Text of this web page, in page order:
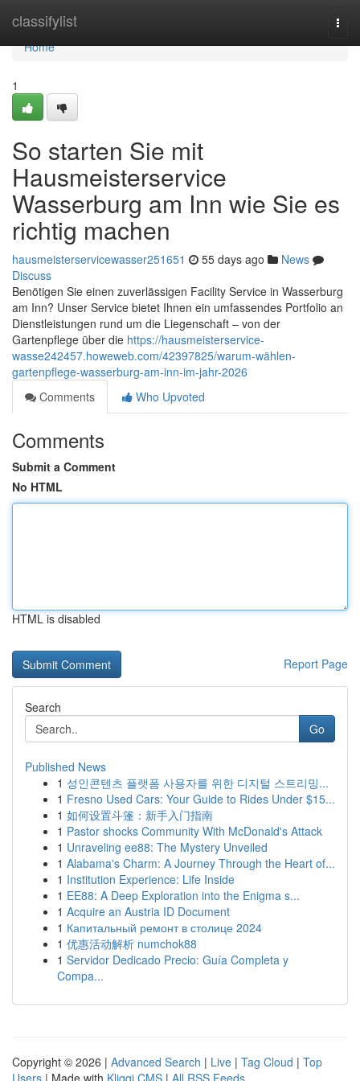
classifylist
Home
Home
1
So starten Sie mit
Hausmeisterservice
Wasserburg am Inn wie Sie es
richtig machen
hausmeisterservicewasser251651 55 days ago
News
Discuss
Benötigen Sie einen zuverlässigen Facility Service in Wasserburg
am Inn? Unser Service bietet Ihnen ein umfassendes Portfolio an
Dienstleistungen rund um die Liegenschaft – von der
Gartenpflege über die https://hausmeisterservice-
wasse242457.howeweb.com/42397825/warum-wählen-
gartenpflege-wasserburg-am-inn-im-jahr-2026
Comments
Who Upvoted
Comments
Submit a Comment
No HTML
HTML is disabled
Report Page
Search
Go
Published News
1 성인콘텐츠 플랫폼 사용자를 위한 디지털 스트리밍...
1 Fresno Used Cars: Your Guide to Rides Under $15...
1 如何设置斗篷：新手入门指南
1 Pastor shocks Community With McDonald's Attack
1 Unraveling ee88: The Mystery Unveiled
1 Alabama's Charm: A Journey Through the Heart of...
1 Institution Experience: Life Inside
1 EE88: A Deep Exploration into the Enigma s...
1 Acquire an Austria ID Document
1 Капитальный ремонт в столице 2024
1 优惠活动解析 numchok88
1 Servidor Dedicado Precio: Guía Completa y
Compa...
Copyright © 2026 | Advanced Search | Live | Tag Cloud | Top
Users | Made with Kliqqi CMS | All RSS Feeds